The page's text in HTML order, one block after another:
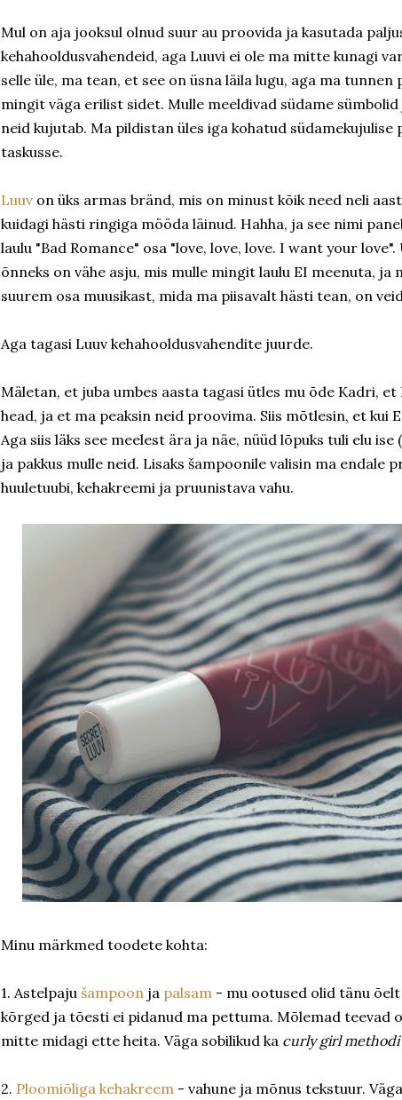
Mul on aja jooksul olnud suur au proovida ja kasutada
kehahooldusvahendeid, aga Luuvi ei ole ma mitte kunagi
selle üle, ma tean, et see on üsna läila lugu, aga ma tunnen
mingit väga erilist sidet. Mulle meeldivad südame
neid kujutab. Ma pildistan üles iga kohatud
taskusse.
Luuv on üks armas bränd, mis on minust kõik need neli
kuidagi hästi ringiga mööda läinud. Hahha, ja see nimi
laulu "Bad Romance" osa "love, love, love. I want your
õnneks on vähe asju, mis mulle mingit laulu EI meenuta,
suurem osa muusikast, mida ma piisavalt hästi tean, on
Aga tagasi Luuv kehahooldusvahendite juurde.
Mäletan, et juba umbes aasta tagasi ütles mu õde Kadri,
head, ja et ma peaksin neid proovima. Siis mõtlesin, et kui
Aga siis läks see meelest ära ja näe, nüüd lõpuks tuli elu
ja pakkus mulle neid. Lisaks šampoonile valisin ma endale
huuletuubi, kehakreemi ja pruunistava vahu.
Minu märkmed toodete kohta:
1. Astelpaju šampoon ja palsam - mu ootused olid tänu
kõrged ja tõesti ei pidanud ma pettuma. Mõlemad teevad
mitte midagi ette heita. Väga sobilikud ka curly girl methodi
2. Ploomiõliga kehakreem - vahune ja mõnus tekstuur.